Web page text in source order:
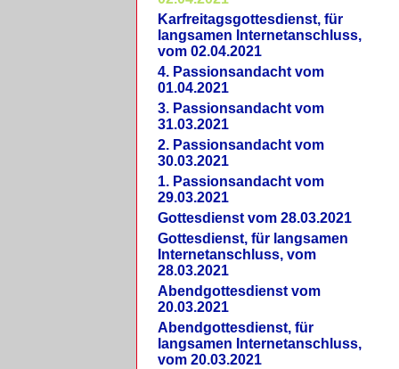
Karfreitagsgottesdienst, für
langsamen Internetanschluss,
vom 02.04.2021
4. Passionsandacht vom
01.04.2021
3. Passionsandacht vom
31.03.2021
2. Passionsandacht vom
30.03.2021
1. Passionsandacht vom
29.03.2021
Gottesdienst vom 28.03.2021
Gottesdienst, für langsamen
Internetanschluss, vom
28.03.2021
Abendgottesdienst vom
20.03.2021
Abendgottesdienst, für
langsamen Internetanschluss,
vom 20.03.2021